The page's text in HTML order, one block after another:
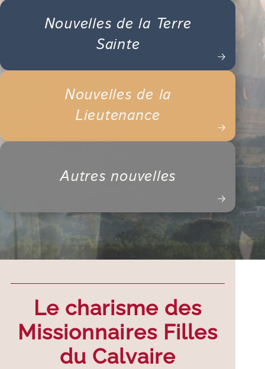
Nouvelles de la Terre
Sainte
Nouvelles de la
Lieutenance
Autres nouvelles
Le charisme des
Missionnaires Filles
du Calvaire